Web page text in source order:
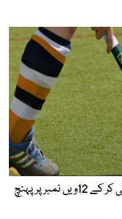
عالمی ہاکی رینکنگ: پاکستان ترقی کر کے 12ویں نمبر پر پہنچ